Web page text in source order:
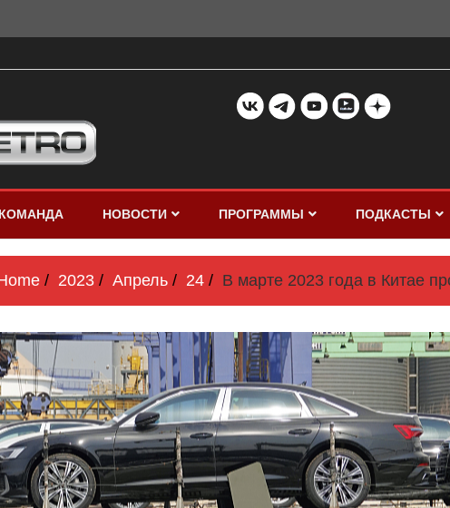
Санкт-
КОМАНДА НОВОСТИ ПРОГРАММЫ ПОДКАСТЫ
2023 Апрель 24 В марте 2023 года в Китае